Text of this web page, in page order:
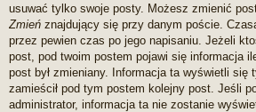
usuwać tylko swoje posty. Możesz zmienić
Zmień znajdujący się przy danym poście.
przez pewien czas po jego napisaniu. Jeżeli
post, pod twoim postem pojawi się informacja
post był zmieniany. Informacja ta wyświetli się
zamieścił pod tym postem kolejny post. Jeśli
administrator, informacja ta nie zostanie